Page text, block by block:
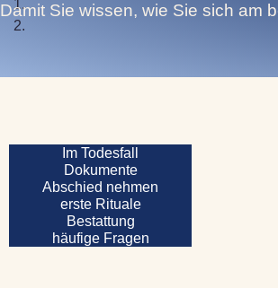
Damit Sie wissen, wie Sie sich am
Im Todesfall
Dokumente
Abschied nehmen
erste Rituale
Bestattung
häufige Fragen